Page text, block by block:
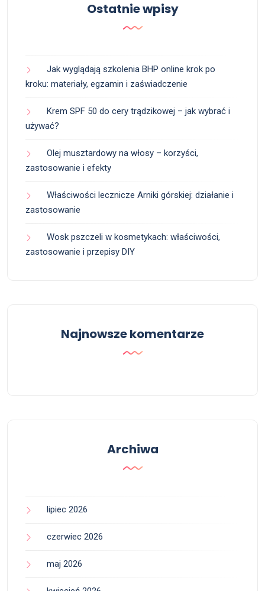
Ostatnie wpisy
Jak wyglądają szkolenia BHP online krok po
kroku: materiały, egzamin i zaświadczenie
Krem SPF 50 do cery trądzikowej – jak wybrać i
używać?
Olej musztardowy na włosy – korzyści,
zastosowanie i efekty
Właściwości lecznicze Arniki górskiej: działanie i
zastosowanie
Wosk pszczeli w kosmetykach: właściwości,
zastosowanie i przepisy DIY
Najnowsze komentarze
Archiwa
lipiec 2026
czerwiec 2026
maj 2026